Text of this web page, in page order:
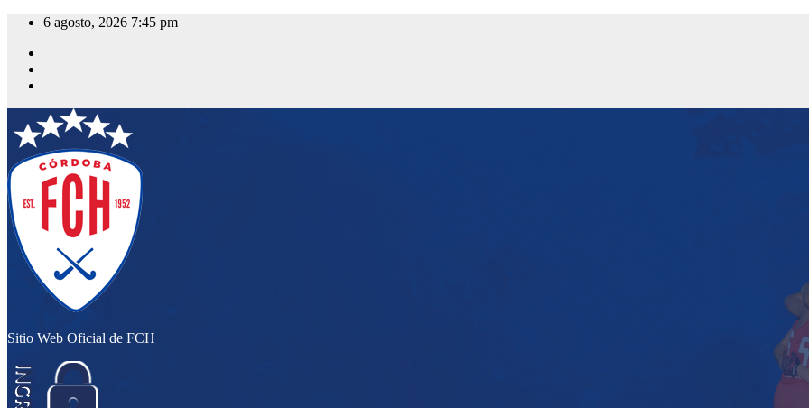
Saltar
contenido
6 agosto, 2026 7:45 pm
Sitio Web Oficial de FCH